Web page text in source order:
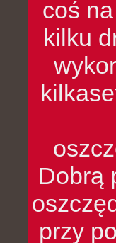
coś
kilku
Dobrą
przy